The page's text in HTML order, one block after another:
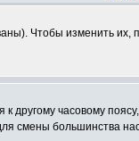
Чтобы изменить их,
часовому
смены большинства